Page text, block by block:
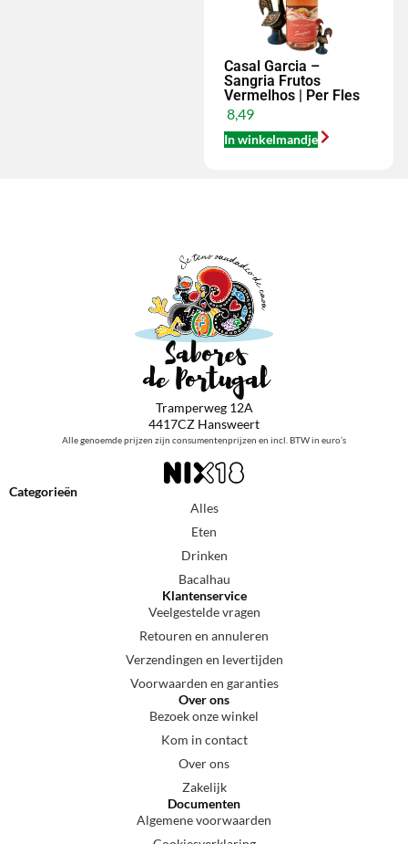
Casal Garcia –
Sangria Frutos
Vermelhos | Per Fles
8,49
In winkelmandje
Tramperweg 12A
4417CZ Hansweert
Alle genoemde prijzen zijn consumentenprijzen en incl. BTW in euro’s
Categorieën
Alles
Eten
Drinken
Bacalhau
Klantenservice
Veelgestelde vragen
Retouren en annuleren
Verzendingen en levertijden
Voorwaarden en garanties
Over ons
Bezoek onze winkel
Kom in contact
Over ons
Zakelijk
Documenten
Algemene voorwaarden